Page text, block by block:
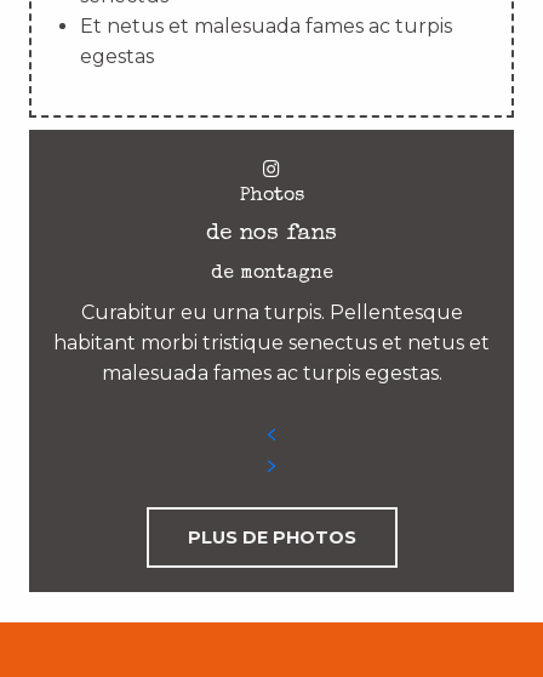
Et netus et malesuada fames ac turpis
egestas
Photos
de nos fans
de montagne
Curabitur eu urna turpis. Pellentesque
habitant morbi tristique senectus et netus et
malesuada fames ac turpis egestas.
PLUS DE PHOTOS